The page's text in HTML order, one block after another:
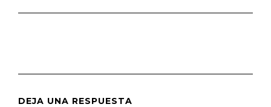
DEJA UNA RESPUESTA